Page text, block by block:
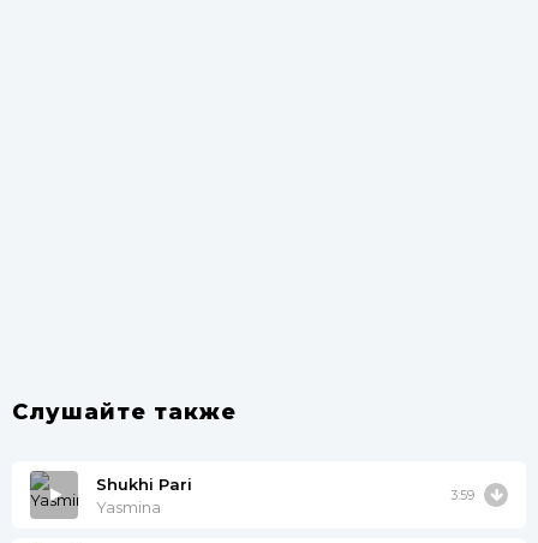
Слушайте также
Shukhi Pari
Yasmina
3:59